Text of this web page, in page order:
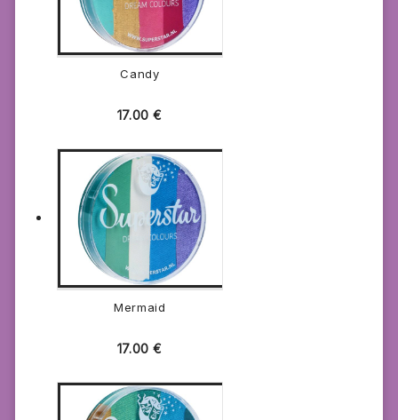
Candy
17.00€
Mermaid
17.00€